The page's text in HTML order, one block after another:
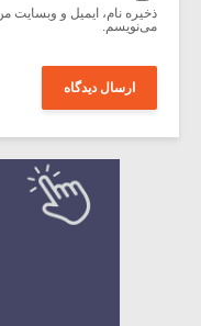
ذخیره نام، ایمیل و وبسایت
می‌نویسم.